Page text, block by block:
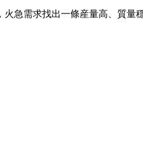
急需求找出一條産量高、質